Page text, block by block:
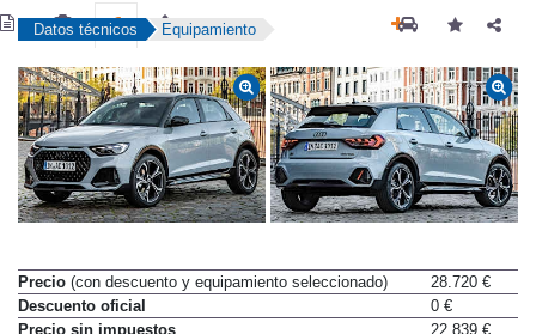
Datos técnicos Equipamiento
Precio (con descuento y equipamiento seleccionado)
28.720 €
Descuento oficial
0 €
Precio sin impuestos
22.839 €